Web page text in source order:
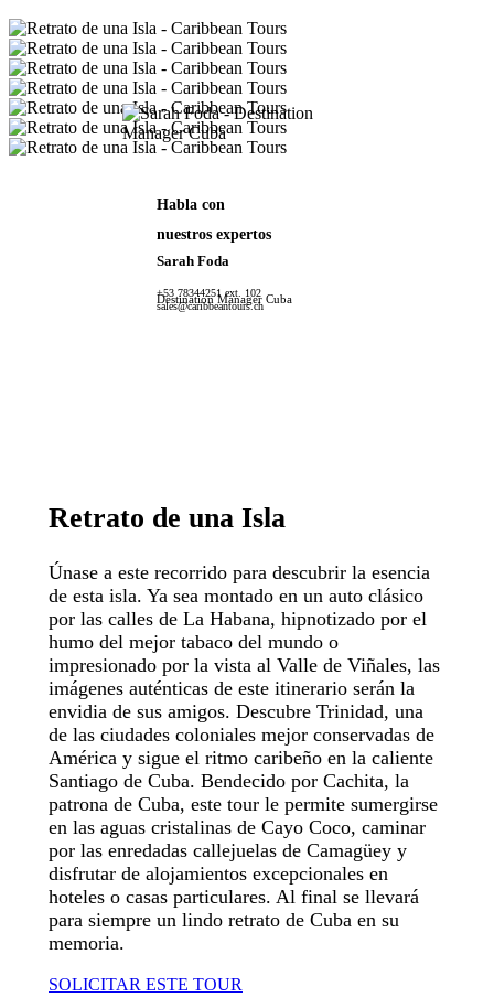
Habla con
nuestros expertos
Sarah Foda
Destination Manager Cuba
+53 78344251 ext. 102
sales@caribbeantours.ch
Retrato de una Isla
Únase a este recorrido para descubrir la esencia
de esta isla. Ya sea montado en un auto clásico
por las calles de La Habana, hipnotizado por el
humo del mejor tabaco del mundo o
impresionado por la vista al Valle de Viñales, las
imágenes auténticas de este itinerario serán la
envidia de sus amigos. Descubre Trinidad, una
de las ciudades coloniales mejor conservadas de
América y sigue el ritmo caribeño en la caliente
Santiago de Cuba. Bendecido por Cachita, la
patrona de Cuba, este tour le permite sumergirse
en las aguas cristalinas de Cayo Coco, caminar
por las enredadas callejuelas de Camagüey y
disfrutar de alojamientos excepcionales en
hoteles o casas particulares. Al final se llevará
para siempre un lindo retrato de Cuba en su
memoria.
SOLICITAR ESTE TOUR